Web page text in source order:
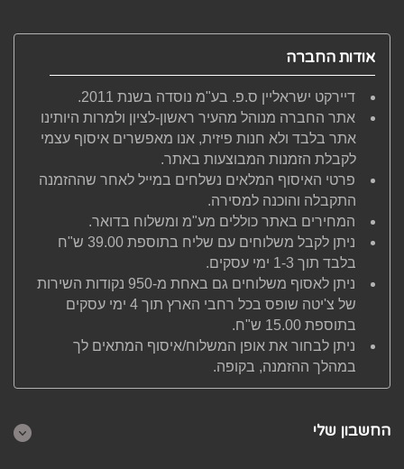
אודות החברה
דיירקט ישראליין ס.פ. בע"מ נוסדה בשנת 2011.
אתר החברה מנוהל מהעיר ראשון-לציון ולמרות היותינו
אתר בלבד ולא חנות פיזית, אנו מאפשרים איסוף עצמי
לקבלת הזמנות המבוצעות באתר.
פרטי האיסוף המלאים נשלחים במייל לאחר שההזמנה
התקבלה והוכנה למסירה.
המחירים באתר כוללים מע"מ ומשלוח בדואר.
ניתן לקבל משלוחים עם שליח בתוספת 39.00 ש"ח
בלבד תוך 1-3 ימי עסקים.
ניתן לאסוף משלוחים גם באחת מ-950 נקודות השירות
של צ'יטה שופס בכל רחבי הארץ תוך 4 ימי עסקים
בתוספת 15.00 ש"ח.
ניתן לבחור את אופן המשלוח/איסוף המתאים לך
במהלך ההזמנה, בקופה.
החשבון שלי